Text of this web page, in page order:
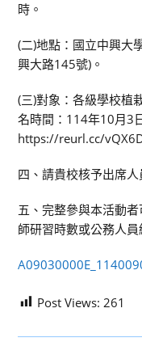
時。
(二)地點：國立中興大
興大路145號)。
(三)對象：各級學校植
名時間：114年10月3
https://reurl.cc/
四、請貴校核予出席
五、完整參與本活動
師研習時數或公務人
Post Views: 261